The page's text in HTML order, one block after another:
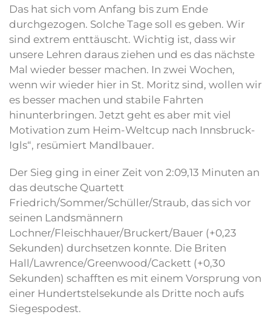
Das hat sich vom Anfang bis zum Ende
durchgezogen. Solche Tage soll es geben. Wir
sind extrem enttäuscht. Wichtig ist, dass wir
unsere Lehren daraus ziehen und es das nächste
Mal wieder besser machen. In zwei Wochen,
wenn wir wieder hier in St. Moritz sind, wollen wir
es besser machen und stabile Fahrten
hinunterbringen. Jetzt geht es aber mit viel
Motivation zum Heim-Weltcup nach Innsbruck-
Igls“, resümiert Mandlbauer.
Der Sieg ging in einer Zeit von 2:09,13 Minuten an
das deutsche Quartett
Friedrich/Sommer/Schüller/Straub, das sich vor
seinen Landsmännern
Lochner/Fleischhauer/Bruckert/Bauer (+0,23
Sekunden) durchsetzen konnte. Die Briten
Hall/Lawrence/Greenwood/Cackett (+0,30
Sekunden) schafften es mit einem Vorsprung von
einer Hundertstelsekunde als Dritte noch aufs
Siegespodest.